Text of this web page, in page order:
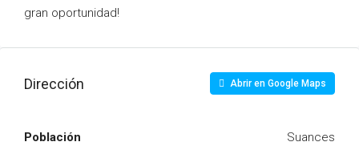
gran oportunidad!
Dirección Abrir en Google Maps
Población Suances